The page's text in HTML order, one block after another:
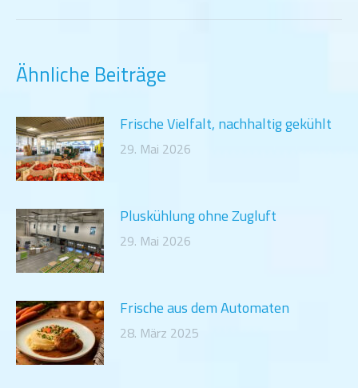
Ähnliche Beiträge
Frische Vielfalt, nachhaltig gekühlt
29. Mai 2026
Pluskühlung ohne Zugluft
29. Mai 2026
Frische aus dem Automaten
28. März 2025